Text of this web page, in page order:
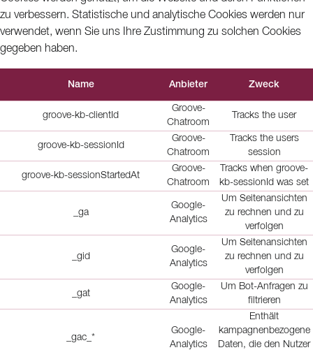
zu verbessern. Statistische und analytische Cookies werden nur
verwendet, wenn Sie uns Ihre Zustimmung zu solchen Cookies
gegeben haben.
Name Anbieter Zweck
groove-kb-clientId
Groove-
Chatroom
Tracks the user
groove-kb-sessionId
Groove-
Chatroom
Tracks the users
session
groove-kb-sessionStartedAt
Groove-
Chatroom
Tracks when groove-
kb-sessionId was set
_ga
Google-
Analytics
Um Seitenansichten
zu rechnen und zu
verfolgen
_gid
Google-
Analytics
Um Seitenansichten
zu rechnen und zu
verfolgen
_gat
Google-
Analytics
Um Bot-Anfragen zu
filtrieren
_gac_*
Google-
Analytics
Enthält
kampagnenbezogene
Daten, die den Nutzer